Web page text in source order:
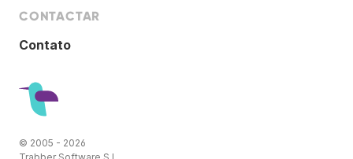
CONTACTAR
Contato
© 2005 - 2026